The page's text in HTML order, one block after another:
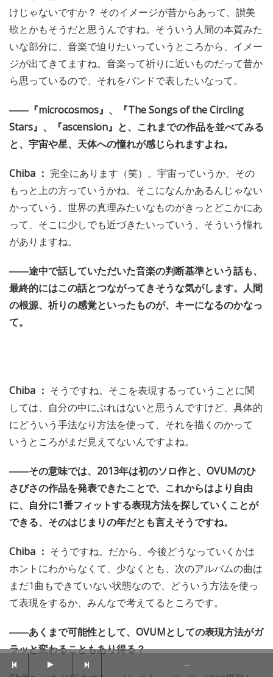
けじゃないですか？ そのイメージが昔からあって、讃美
歌とかもそうだと思うんですね。そういう人間の本質みた
いな部分に、音楽で迫りたいっていうところから、イメー
ジが出てきてますね。音楽って祈りに近いものだって昔か
ら思っているので、それをバンドで表したいなって。
――『microcosmos』、『The Songs of the Circling
Stars』、『ascension』と、これまでの作品を並べてみる
と、宇宙や星、天体への憧れが感じられますよね。
Chiba ： 完全にあります（笑）。宇宙っていうか、その
もっと上の方っていうかね。そこになんかあるんじゃない
かっていう。世界の真理みたいなものがきっとどこかにあ
って、そこに少しでも近づきたいっていう、そういう憧れ
がありますね。
――途中で話していただいた音楽の判断基準という話も、
最終的にはこの話とつながってきそうな気がします。人間
の根源、祈りの感覚といったものが、キーになるのかなっ
て。
Chiba ： そうですね。そこを表現するっていうことに関
しては、自分の中にぶれはないと思うんですけど、具体的
にどういう手法なり方法を使って、それを描くのかって
いうところがまだ見えてないんですよね。
――その意味では、2013年は初のソロ作と、OVUMのひ
さびさの作品を発表できたことで、これからはより自由
に、自分に1番フィットする表現方法を探していくことが
できる、そのはじまりの年だとも言えそうですね。
Chiba ： そうですね。だから、今後どうなっていくかは
ホントにわからなくて、少なくとも、次のアルバムの曲は
まだ1曲もできていない状態なので、どういう方法を使っ
て表現をするか、みんなで考えてるところです。
――あくまで可能性として、OVUMとしての表現方法がガ
ラッと変わることもあり得る？
--